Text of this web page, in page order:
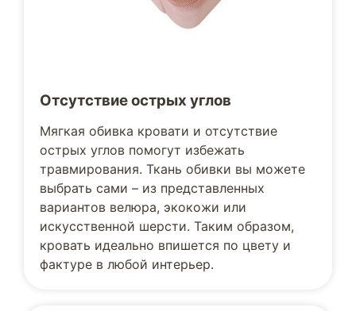
Отсутствие острых углов
Мягкая обивка кровати и отсутствие
острых углов помогут избежать
травмирования. Ткань обивки вы можете
выбрать сами – из представленных
вариантов велюра, экокожи или
искусственной шерсти. Таким образом,
кровать идеально впишется по цвету и
фактуре в любой интерьер.